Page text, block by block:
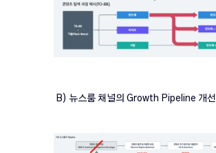
B) 뉴스룸 채널의 Growth Pipeline 개선